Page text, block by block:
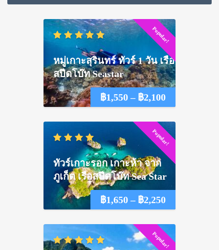
through
฿1,650
Popular!
฿1,550 – ฿2,100Price
฿1,550
through
฿2,100
หมู่เกาะสุรินทร์ ทัวร์ 1 วัน เรือ
สปีดโบ๊ท Seastar
Popular!
฿1,650 – ฿2,250Price
฿1,650
ทัวร์เกาะรอก เกาะห้า จาก
ภูเก็ต เรือสปีดโบ๊ท Sea Star
Popular!